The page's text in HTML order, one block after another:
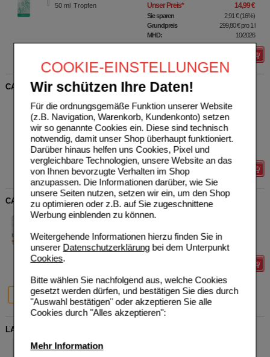
COOKIE-EINSTELLUNGEN
Wir schützen Ihre Daten!
Für die ordnungsgemäße Funktion unserer Website
(z.B. Navigation, Warenkorb, Kundenkonto) setzen
wir so genannte Cookies ein. Diese sind technisch
notwendig, damit unser Shop überhaupt funktioniert.
Darüber hinaus helfen uns Cookies, Pixel und
vergleichbare Technologien, unsere Website an das
von Ihnen bevorzugte Verhalten im Shop
anzupassen. Die Informationen darüber, wie Sie
unsere Seiten nutzen, setzen wir ein, um den Shop
zu optimieren oder z.B. auf Sie zugeschnittene
Werbung einblenden zu können.
Weitergehende Informationen hierzu finden Sie in
unserer Datenschutzerklärungbei dem Unterpunkt
Cookies.
Bitte wählen Sie nachfolgend aus, welche Cookies
gesetzt werden dürfen, und bestätigen Sie dies durch
"Auswahl bestätigen" oder akzeptieren Sie alle
Cookies durch "Alles akzeptieren":
Mehr Information
50 ml Tropfen Unser Preis* 14,99 €
Sie sparen 2,91 €(16%)
Grundpreis
299,80 €pro 1 l
MHD:
10/2026
CASA SANA Darmreinigung Kids Flüss.z.Einnehmen
16031971
500ml Flüssigkeit zum
Einnehmen
UVP**
Unser Preis*
Sie sparen 4,99 €
Grundpreis
39,92 €
MHD:
Details
CASA SANA MAXIAMIN Kapseln
HLH BioPharma GmbH
80St Kapseln Unser Preis*
Sie sparen 6,46 €
80 St
26%
160 St
LACTOBACT PREMIUM magensaftresistente Kapseln
HLH BioPharma GmbH
18487439